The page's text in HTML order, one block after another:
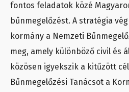
fontos feladatok közé
bűnmegelőzést. A stratégia
kormány a Nemzeti
meg, amely különböző civil és
közösen igyekszik a kitűzött
Bűnmegelőzési Tanácsot a